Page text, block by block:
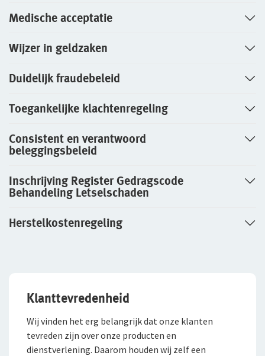
zelfstandig ondernemers
Reizen
Expat Pakket Individueel
Zakenreisverzekering Collectief
Fondsen en koersen
Medische acceptatie
Wijzer in geldzaken
Duidelijk fraudebeleid
Toegankelijke klachtenregeling
Consistent en verantwoord
beleggingsbeleid
Inschrijving Register Gedragscode
Behandeling Letselschaden
Herstelkostenregeling
Klanttevredenheid
Wij vinden het erg belangrijk dat onze klanten
tevreden zijn over onze producten en
dienstverlening. Daarom houden wij zelf een